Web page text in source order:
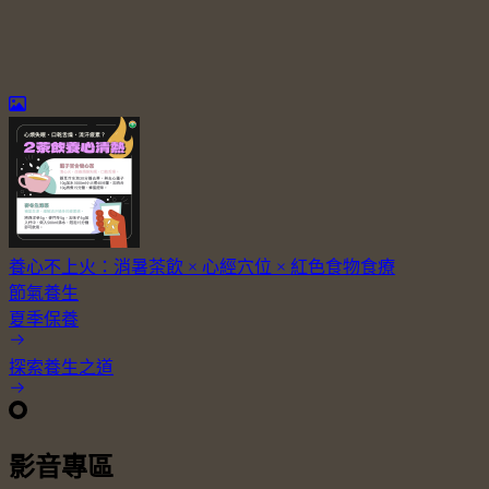
養心不上火：消暑茶飲 × 心經穴位 × 紅色食物食療
節氣養生
夏季保養
探索養生之道
影音專區